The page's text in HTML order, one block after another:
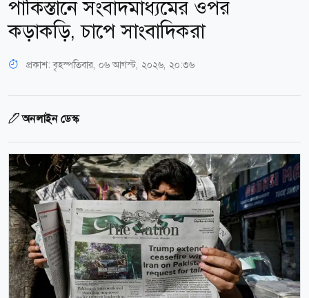
পাকিস্তানে সংবাদমাধ্যমের ওপর
কড়াকড়ি, চাপে সাংবাদিকরা
প্রকাশ:বৃহস্পতিবার, ০৬ আগস্ট, ২০২৬, ২০:৩৬
অনলাইন ডেস্ক